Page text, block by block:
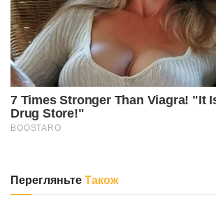
ПерегляньтеТакож